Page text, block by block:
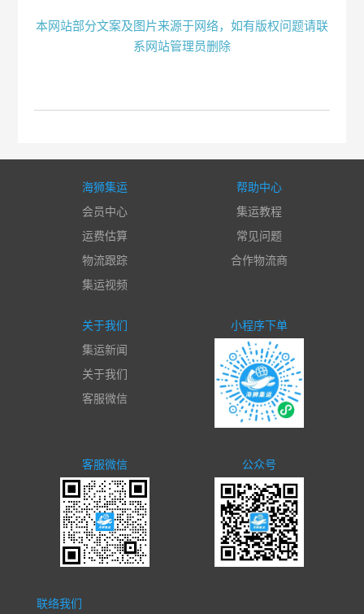
本网站部分文案及图片来源于网络，如有版权问题请联
系网站管理员删除
海狮集运
会员中心
运费估算
物流跟踪
集运视频
帮助中心
集运教程
常见问题
合作物流商
关于我们
集运新闻
关于我们
客服微信
小程序下单
客服微信 公众号
联络我们